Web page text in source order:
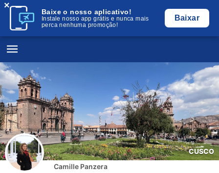
Baixe o nosso aplicativo!
Instale nosso app grátis e nunca mais
perca nenhuma promoção!
Baixar
×
CUSCO
Camille Panzera